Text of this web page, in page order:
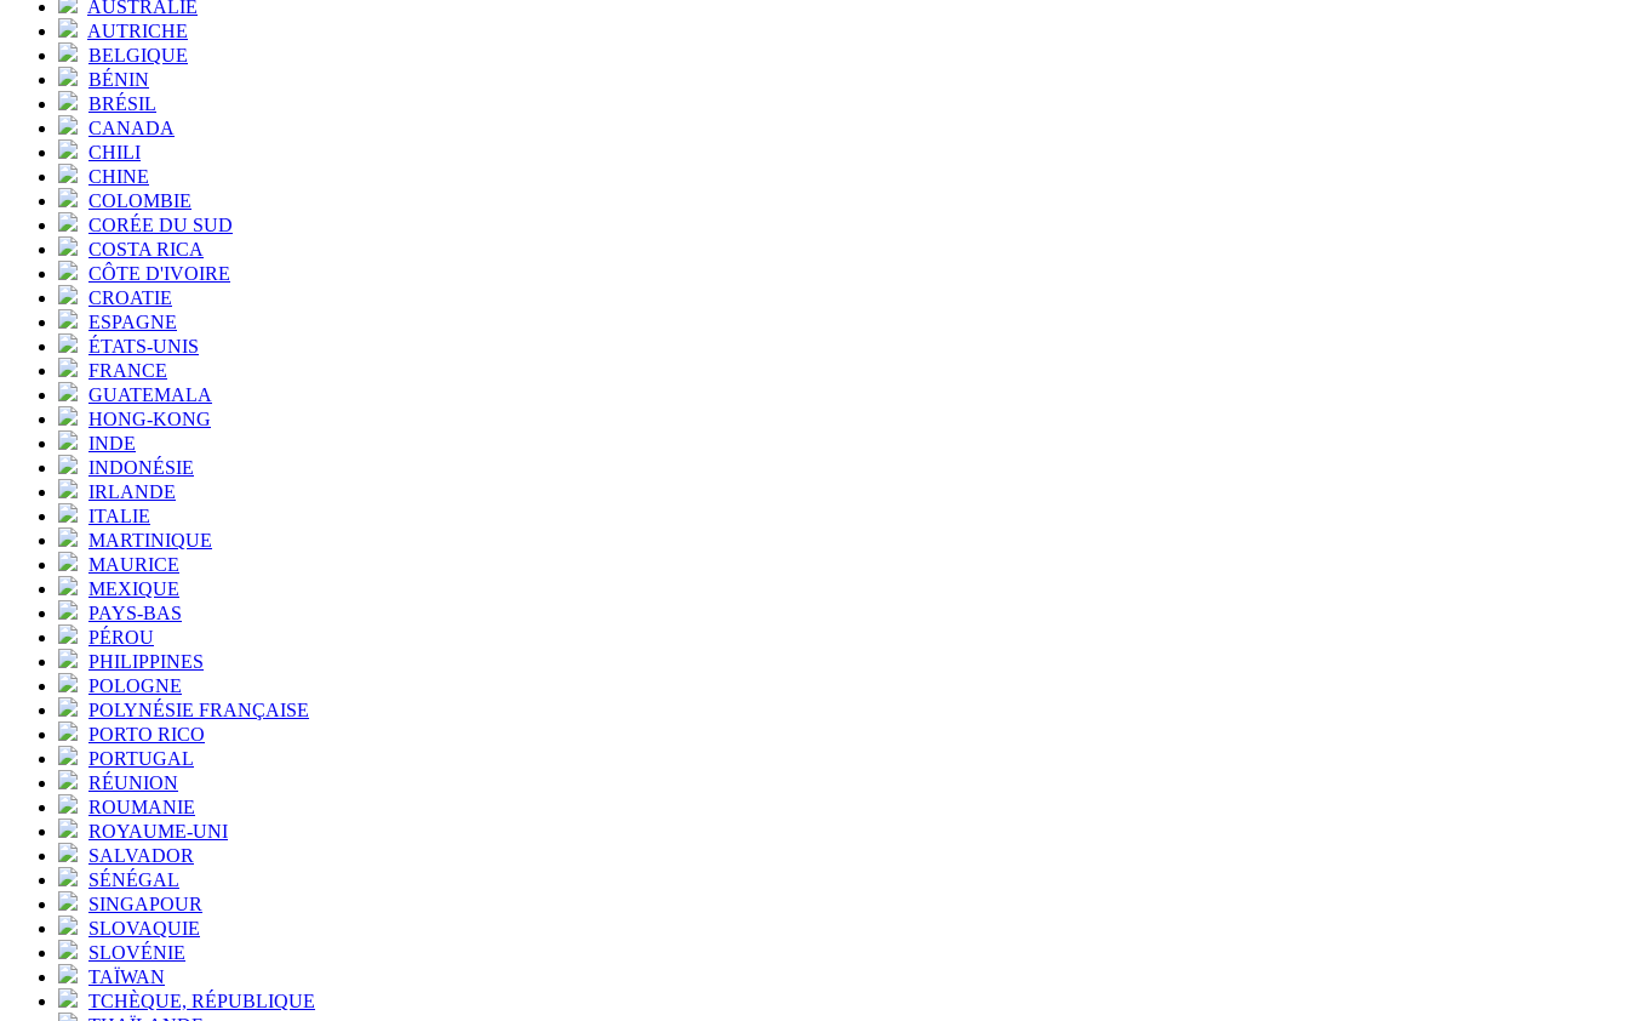
AUSTRALIE
AUTRICHE
BELGIQUE
BÉNIN
BRÉSIL
CANADA
CHILI
CHINE
COLOMBIE
CORÉE DU SUD
COSTA RICA
CÔTE D'IVOIRE
CROATIE
ESPAGNE
ÉTATS-UNIS
FRANCE
GUATEMALA
HONG-KONG
INDE
INDONÉSIE
IRLANDE
ITALIE
MARTINIQUE
MAURICE
MEXIQUE
PAYS-BAS
PÉROU
PHILIPPINES
POLOGNE
POLYNÉSIE FRANÇAISE
PORTO RICO
PORTUGAL
RÉUNION
ROUMANIE
ROYAUME-UNI
SALVADOR
SÉNÉGAL
SINGAPOUR
SLOVAQUIE
SLOVÉNIE
TAÏWAN
TCHÈQUE, RÉPUBLIQUE